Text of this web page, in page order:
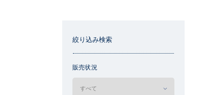
絞り込み検索
販売状況